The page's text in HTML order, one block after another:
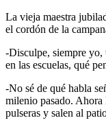
La vieja maestra
el cordón de la
-Disculpe, siempre yo,
en las escuelas, qué
-No sé de qué habla
milenio pasado. Ahora
pulseras y salen al